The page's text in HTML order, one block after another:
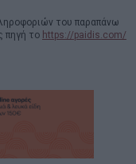
του παραπάνω
πηγή το https://paidis.com/